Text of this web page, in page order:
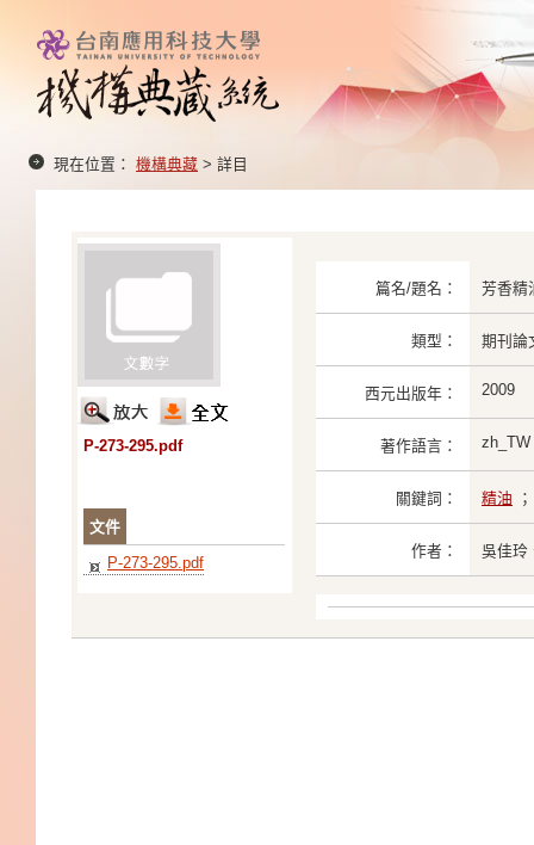
現在位置： 機構典藏 > 詳目
P-273-295.pdf
文件
P-273-295.pdf
篇名/題名： 芳香精
類型： 期刊論
西元出版年： 2009
著作語言： zh_TW
關鍵詞： 精油
作者： 吳佳玲